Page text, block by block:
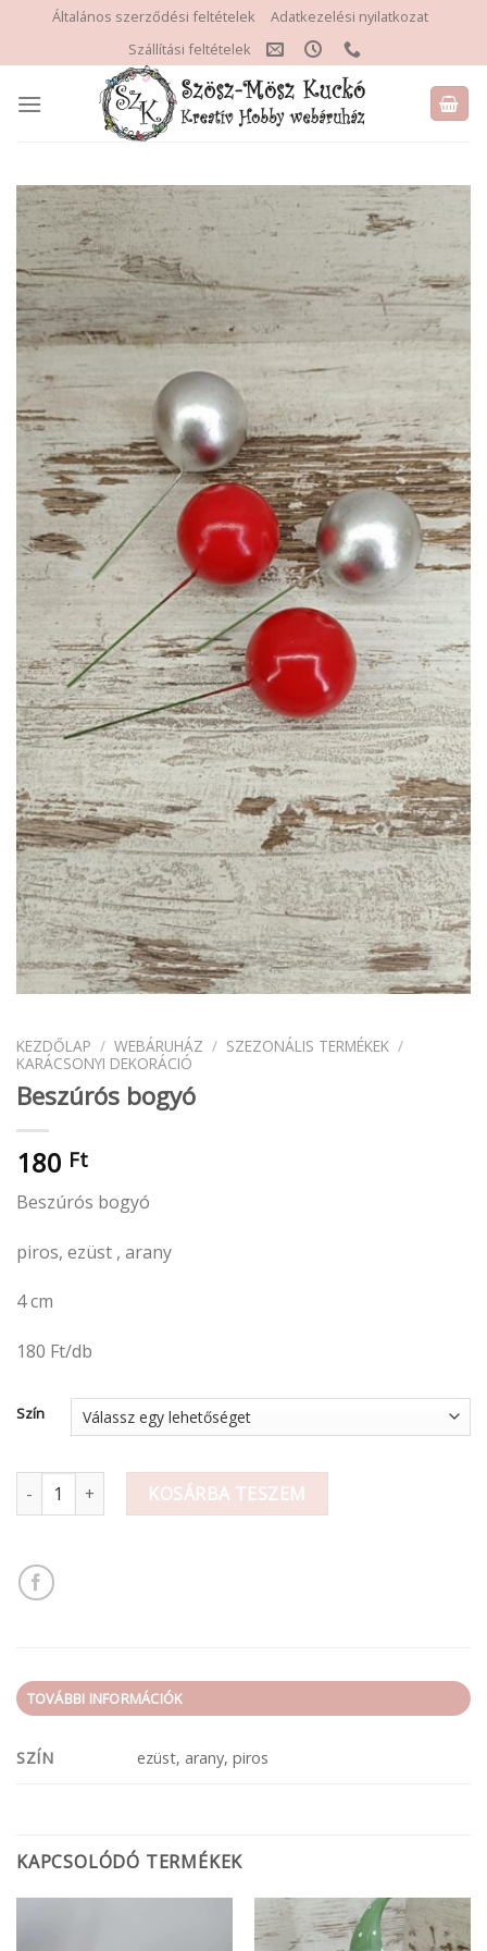
content
Általános szerződési feltételek
Adatkezelési nyilatkozat
Szállítási feltételek
KEZDŐLAP / WEBÁRUHÁZ / SZEZONÁLIS TERMÉKEK /
KARÁCSONYI DEKORÁCIÓ
Beszúrós bogyó
180 Ft
Beszúrós bogyó
piros, ezüst , arany
4 cm
180 Ft/db
Szín
Beszúrós bogyó mennyiségKOSÁRBA TESZEM
TOVÁBBI INFORMÁCIÓK
SZÍN ezüst, arany, piros
KAPCSOLÓDÓ TERMÉKEK